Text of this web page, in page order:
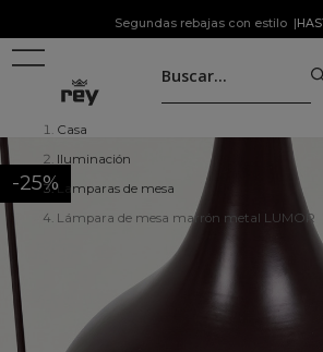
Segundas rebajas con estilo |
Casa
Iluminación
Lamparas de mesa
Lámpara de mesa marrón metal LUMOR
-25%